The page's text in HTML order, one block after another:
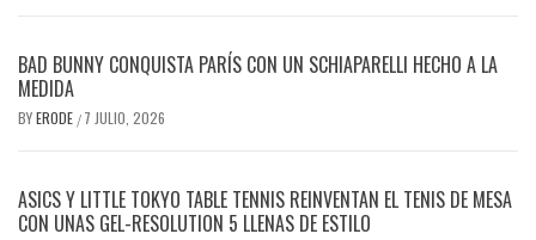
BAD BUNNY CONQUISTA PARÍS CON UN SCHIAPARELLI HECHO A LA
MEDIDA
BYERODE / 7 JULIO, 2026
ASICS Y LITTLE TOKYO TABLE TENNIS REINVENTAN EL TENIS DE MESA
CON UNAS GEL-RESOLUTION 5 LLENAS DE ESTILO